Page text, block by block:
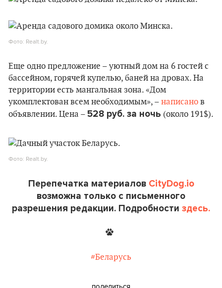
Фото: Realt.by.
Еще одно предложение – уютный дом на 6 гостей с
бассейном, горячей купелью, баней на дровах. На
территории есть мангальная зона. «Дом
укомплектован всем необходимым», – написано в
объявлении. Цена – 528 руб. за ночь (около 191$).
Фото: Realt.by.
Перепечатка материалов CityDog.io
возможна только с письменного
разрешения редакции. Подробности здесь.
#Беларусь